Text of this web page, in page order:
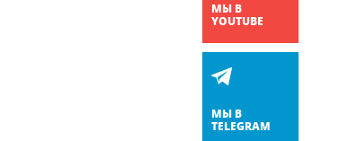
МЫ В
YOUTUBE
МЫ В
TELEGRAM